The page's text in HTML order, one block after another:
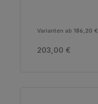
Varianten ab 186,20 €
Regulärer Preis:
203,00 €